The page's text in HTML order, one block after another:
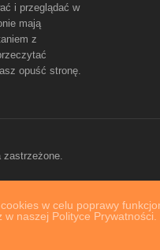
w celu poprawy
naszej Polityce Prywatności.
i przeglądać w
mają
z
opuść stronę.
zastrzeżone.